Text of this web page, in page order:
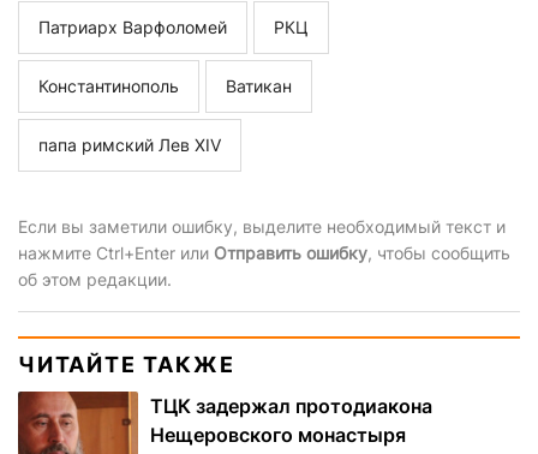
Патриарх Варфоломей РКЦ
Константинополь Ватикан
папа римский Лев XIV
Если вы заметили ошибку, выделите необходимый текст и
нажмите Ctrl+Enter или Отправить ошибку, чтобы сообщить
об этом редакции.
ЧИТАЙТЕ ТАКЖЕ
ТЦК задержал протодиакона
Нещеровского монастыря